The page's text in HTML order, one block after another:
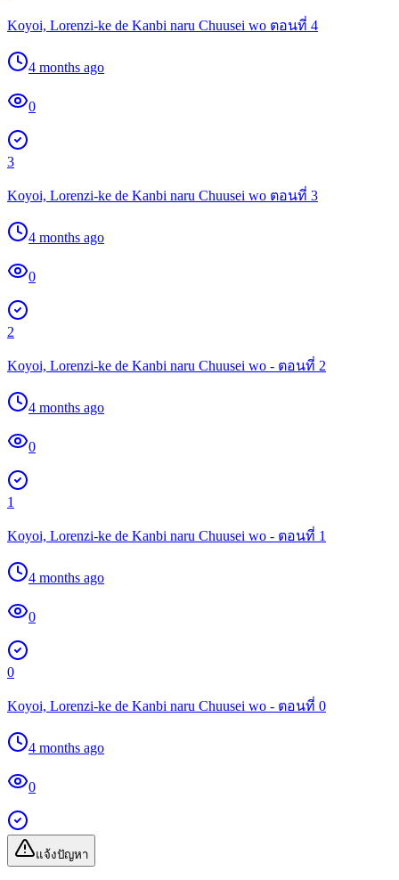
Koyoi, Lorenzi-ke de Kanbi naru Chuusei wo ตอนที่ 4
4 months ago
0
3
Koyoi, Lorenzi-ke de Kanbi naru Chuusei wo ตอนที่ 3
4 months ago
0
2
Koyoi, Lorenzi-ke de Kanbi naru Chuusei wo - ตอนที่ 2
4 months ago
0
1
Koyoi, Lorenzi-ke de Kanbi naru Chuusei wo - ตอนที่ 1
4 months ago
0
0
Koyoi, Lorenzi-ke de Kanbi naru Chuusei wo - ตอนที่ 0
4 months ago
0
แจ้งปัญหา